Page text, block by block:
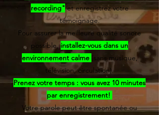
recording" et enregistrez votre
témoignage.
Pour assurer la meilleure qualité sonore
possible,installez-vous dans un
environnement calme (sans musique,
télévision, circulation).
Prenez votre temps : vous avez 10 minutes
par enregistrement!
Votre parole peut être spontanée ou